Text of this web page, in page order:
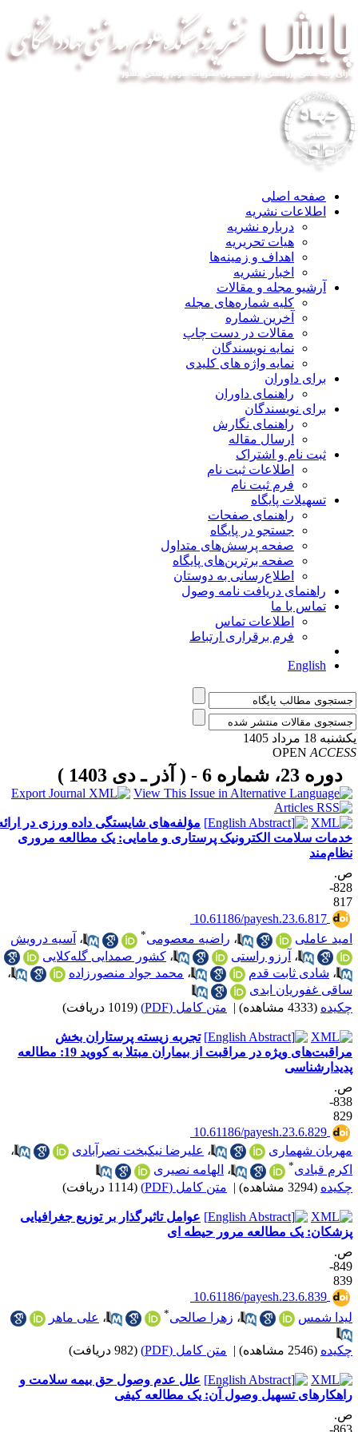
صفحه اصلی
اطلاعات نشریه
درباره نشریه
هیات تحریریه
اهداف و زمینه‌ها
اخبار نشریه
آرشیو مجله و مقالات
کلیه شماره‌های مجله
آخرین شماره
مقالات در دست چاپ
نمایه نویسندگان
نمایه واژه های کلیدی
برای داوران
راهنمای داوران
برای نویسندگان
راهنمای نگارش
ارسال مقاله
ثبت نام و اشتراک
اطلاعات ثبت نام
فرم ثبت نام
تسهیلات پایگاه
راهنمای صفحات
جستجو در پایگاه
صفحه پرسش‌های متداول
صفحه برترین‌های پایگاه
اطلاع‌رسانی به دوستان
راهنمای دریافت نامه وصول
تماس با ما
اطلاعات تماس
فرم برقراری ارتباط
English
18 مرداد 1405
OPEN
دوره 23، شماره 6 - ( آذر ـ دی 1403 )
مؤلفه‌های شایستگی داده ورزی در ارائه
سلامت الکترونیک پرستاری و مامایی: یک مطالعه مروری
828-
‎ 10.61186/payesh.23.6.817
عاملی
،راضیه معصومی ،آسیه درویش
،آرزو راستی ،کشور صمدایی گله‌کلایی
،شادی ثابت قدم ،محمد جواد منصورزاده
،
غفوریان ابدی
(4333 مشاهده) | متن کامل (PDF) (1019 دریافت)
تجربه زیسته پرستاران بخش
مراقبت‌های ویژه در مراقبت از بیماران مبتلا به کووید 19: مطالعه
838-
‎ 10.61186/payesh.23.6.829
شهماری
،علیرضا نیکبخت نصرآبادی
،
قبادی
،الهامه نصیری
(3294 مشاهده) | متن کامل (PDF) (1114 دریافت)
عوامل تاثیرگذار بر توزیع جغرافیایی
یک مطالعه مرور حیطه ای
849-
‎ 10.61186/payesh.23.6.839
شمس
،زهرا صالحی ،علی ماهر
(2546 مشاهده) | متن کامل (PDF) (982 دریافت)
علل عدم وصول حق بیمه سلامت و
تسهیل وصول آن: یک مطالعه کیفی